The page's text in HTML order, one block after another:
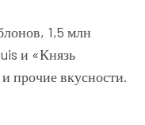
1,5 млн
и «Князь
прочие вкусности.